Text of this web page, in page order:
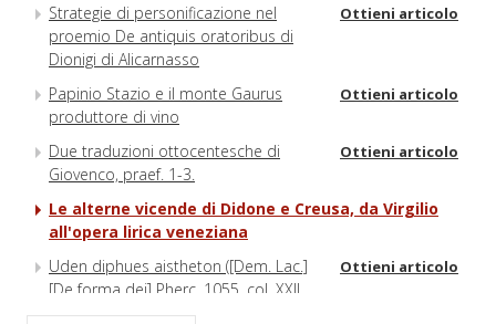
Strategie di personificazione nel
proemio De antiquis oratoribus di
Dionigi di Alicarnasso
Ottieni articolo
Papinio Stazio e il monte Gaurus
produttore di vino
Ottieni articolo
Due traduzioni ottocentesche di
Giovenco, praef. 1-3.
Ottieni articolo
Le alterne vicende di Didone e Creusa, da Virgilio
all'opera lirica veneziana
Uden diphues aistheton ([Dem. Lac.]
[De forma dei] Pherc. 1055, col. XXII
9-10 Santoro)
Ottieni articolo